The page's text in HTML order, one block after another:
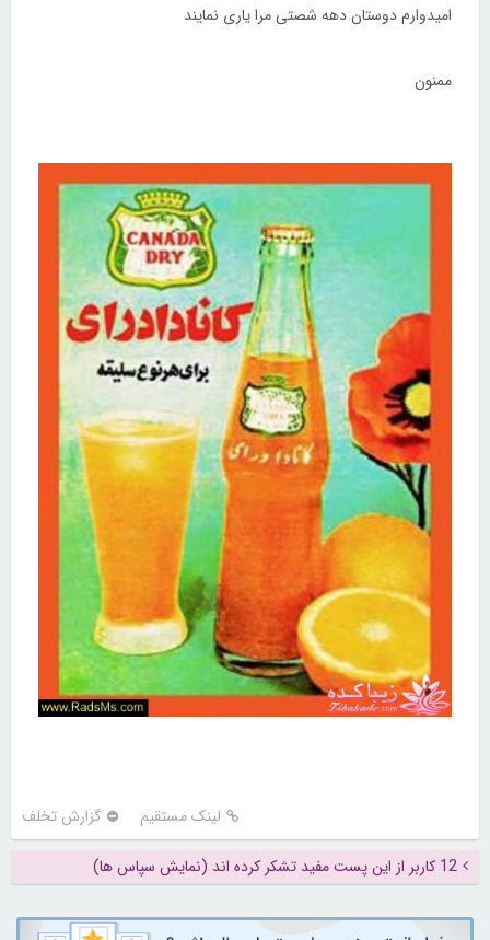
امیدوارم دوستان دهه شصتی مرا یاری نمایند
ممنون
لینک مستقیم گزارش تخلف
12 کاربر از این پست مفید تشکر کرده اند (نمایش سپاس ها)